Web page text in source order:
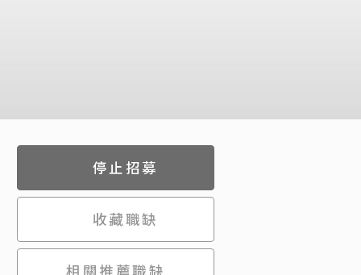
停止招募
收藏職缺
相關推薦職缺